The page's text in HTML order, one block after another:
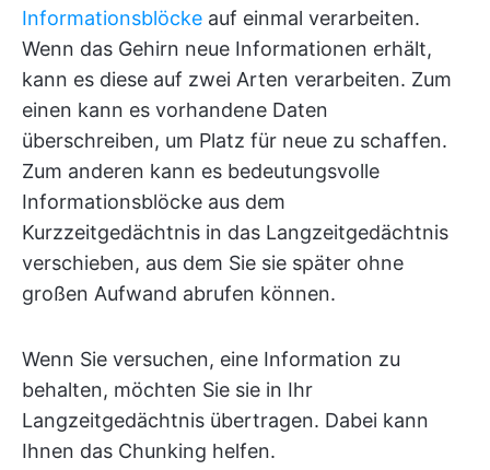
Informationsblöcke auf einmal verarbeiten.
Wenn das Gehirn neue Informationen erhält,
kann es diese auf zwei Arten verarbeiten. Zum
einen kann es vorhandene Daten
überschreiben, um Platz für neue zu schaffen.
Zum anderen kann es bedeutungsvolle
Informationsblöcke aus dem
Kurzzeitgedächtnis in das Langzeitgedächtnis
verschieben, aus dem Sie sie später ohne
großen Aufwand abrufen können.
Wenn Sie versuchen, eine Information zu
behalten, möchten Sie sie in Ihr
Langzeitgedächtnis übertragen. Dabei kann
Ihnen das Chunking helfen.